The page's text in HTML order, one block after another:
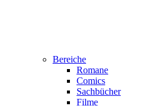
Bereiche
Romane
Comics
Sachbücher
Filme